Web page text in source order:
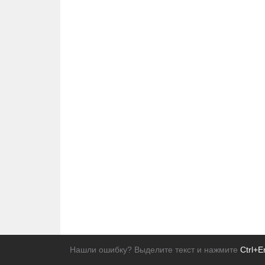
Нашли ошибку? Выделите текст и нажмите